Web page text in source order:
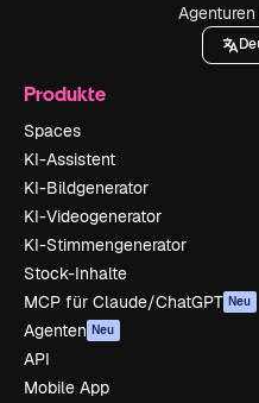
Produkte
Spaces
KI-Assistent
KI-Bildgenerator
KI-Videogenerator
KI-Stimmengenerator
Stock-Inhalte
MCP für Claude/ChatGPT Neu
Agenten Neu
API
Mobile App